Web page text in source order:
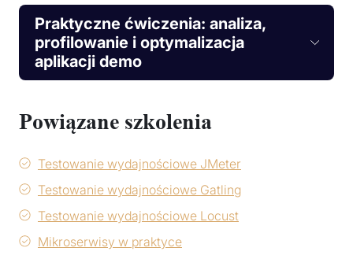
Praktyczne ćwiczenia: analiza,
profilowanie i optymalizacja
aplikacji demo
Powiązane szkolenia
Testowanie wydajnościowe JMeter
Testowanie wydajnościowe Gatling
Testowanie wydajnościowe Locust
Mikroserwisy w praktyce